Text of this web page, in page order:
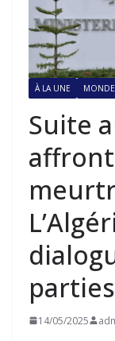
À LA UNE MONDE
Suite
14/05/2025